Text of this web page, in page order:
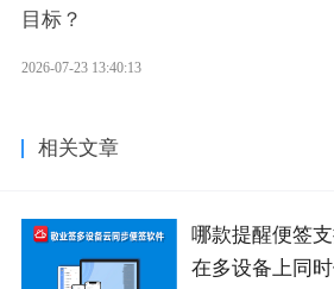
目标？
2026-07-23 13:40:13
相关文章
哪款提醒便签
在多设备上同